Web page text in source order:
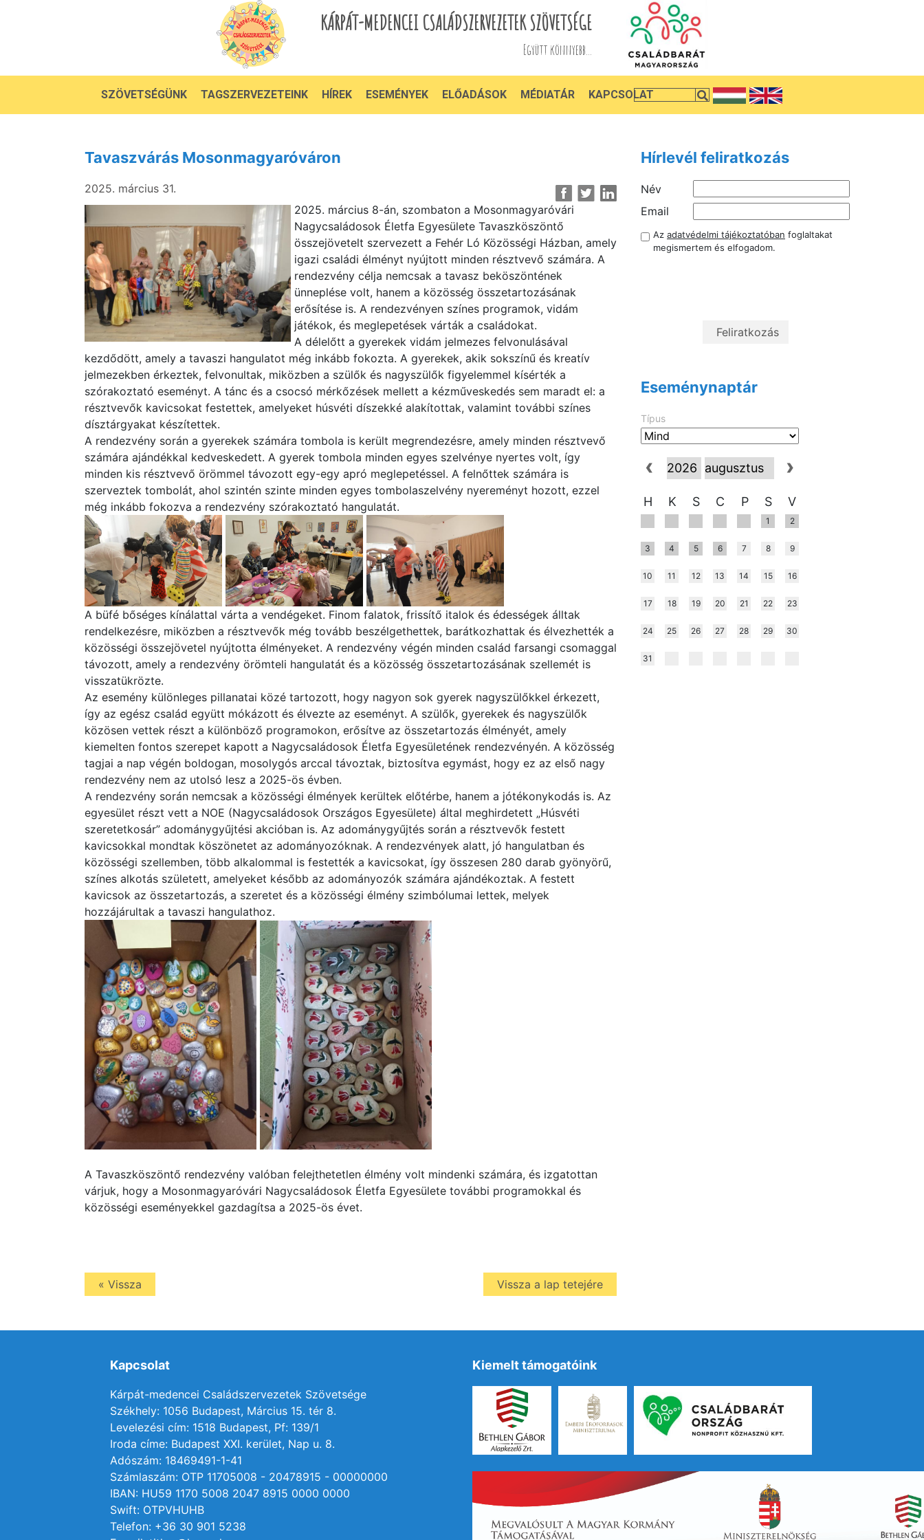
KÁRPÁT-MEDENCEI CSALÁDSZERVEZETEK SZÖVETSÉGE
Együtt könnyebb...
SZÖVETSÉGÜNK TAGSZERVEZETEINK HÍREK ESEMÉNYEK ELŐADÁSOK MÉDIATÁR KAPCSOLAT
Tavaszvárás Mosonmagyaróváron
2025. március 31.
2025. március 8-án, szombaton a Mosonmagyaróvári
Nagycsaládosok Életfa Egyesülete Tavaszköszöntő
összejövetelt szervezett a Fehér Ló Közösségi Házban, amely
igazi családi élményt nyújtott minden résztvevő számára. A
rendezvény célja nemcsak a tavasz beköszöntének
ünneplése volt, hanem a közösség összetartozásának
erősítése is. A rendezvényen színes programok, vidám
játékok, és meglepetések várták a családokat.
A délelőtt a gyerekek vidám jelmezes felvonulásával
kezdődött, amely a tavaszi hangulatot még inkább fokozta. A gyerekek, akik sokszínű és kreatív
jelmezekben érkeztek, felvonultak, miközben a szülők és nagyszülők figyelemmel kísérték a
szórakoztató eseményt. A tánc és a csocsó mérkőzések mellett a kézműveskedés sem maradt el: a
résztvevők kavicsokat festettek, amelyeket húsvéti díszekké alakítottak, valamint további színes
dísztárgyakat készítettek.
A rendezvény során a gyerekek számára tombola is került megrendezésre, amely minden résztvevő
számára ajándékkal kedveskedett. A gyerek tombola minden egyes szelvénye nyertes volt, így
minden kis résztvevő örömmel távozott egy-egy apró meglepetéssel. A felnőttek számára is
szerveztek tombolát, ahol szintén szinte minden egyes tombolaszelvény nyereményt hozott, ezzel
még inkább fokozva a rendezvény szórakoztató hangulatát.
A büfé bőséges kínálattal várta a vendégeket. Finom falatok, frissítő italok és édességek álltak
rendelkezésre, miközben a résztvevők még tovább beszélgethettek, barátkozhattak és élvezhették a
közösségi összejövetel nyújtotta élményeket. A rendezvény végén minden család farsangi csomaggal
távozott, amely a rendezvény örömteli hangulatát és a közösség összetartozásának szellemét is
visszatükrözte.
Az esemény különleges pillanatai közé tartozott, hogy nagyon sok gyerek nagyszülőkkel érkezett,
így az egész család együtt mókázott és élvezte az eseményt. A szülők, gyerekek és nagyszülők
közösen vettek részt a különböző programokon, erősítve az összetartozás élményét, amely
kiemelten fontos szerepet kapott a Nagycsaládosok Életfa Egyesületének rendezvényén. A közösség
tagjai a nap végén boldogan, mosolygós arccal távoztak, biztosítva egymást, hogy ez az első nagy
rendezvény nem az utolsó lesz a 2025-ös évben.
A rendezvény során nemcsak a közösségi élmények kerültek előtérbe, hanem a jótékonykodás is. Az
egyesület részt vett a NOE (Nagycsaládosok Országos Egyesülete) által meghirdetett „Húsvéti
szeretetkosár” adománygyűjtési akcióban is. Az adománygyűjtés során a résztvevők festett
kavicsokkal mondtak köszönetet az adományozóknak. A rendezvények alatt, jó hangulatban és
közösségi szellemben, több alkalommal is festették a kavicsokat, így összesen 280 darab gyönyörű,
színes alkotás született, amelyeket később az adományozók számára ajándékoztak. A festett
kavicsok az összetartozás, a szeretet és a közösségi élmény szimbólumai lettek, melyek
hozzájárultak a tavaszi hangulathoz.
A Tavaszköszöntő rendezvény valóban felejthetetlen élmény volt mindenki számára, és izgatottan
várjuk, hogy a Mosonmagyaróvári Nagycsaládosok Életfa Egyesülete további programokkal és
közösségi eseményekkel gazdagítsa a 2025-ös évet.
« Vissza Vissza a lap tetejére
Hírlevél feliratkozás
Név
Email
Az adatvédelmi tájékoztatóban foglaltakat
megismertem és elfogadom.
Eseménynaptár
Típus
H K S C P S V
1 2
3 4 5 6 7 8 9
10 11 12 13 14 15 16
17 18 19 20 21 22 23
24 25 26 27 28 29 30
31
Kapcsolat
Kárpát-medencei Családszervezetek Szövetsége
Székhely: 1056 Budapest, Március 15. tér 8.
Levelezési cím: 1518 Budapest, Pf: 139/1
Iroda címe: Budapest XXI. kerület, Nap u. 8.
Adószám: 18469491-1-41
Számlaszám: OTP 11705008 - 20478915 - 00000000
IBAN: HU59 1170 5008 2047 8915 0000 0000
Swift: OTPVHUHB
Telefon: +36 30 901 5238
Kiemelt támogatóink